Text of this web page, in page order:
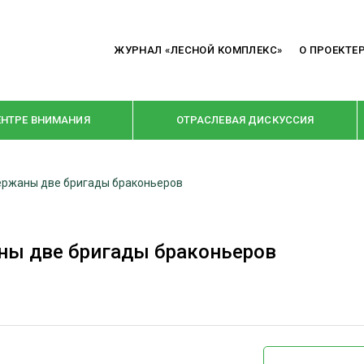
ЖУРНАЛ «ЛЕСНОЙ КОМПЛЕКС» О ПРОЕКТЕ
ВНИМАНИЯ ОТРАСЛЕВАЯ ДИСКУССИЯ
ДОМОСТРОЕНИЕ
КРУПНЫМ ПЛАНОМ
ПРЕДПРИЯТИЯ ЛПК
две бригады браконьеров
две бригады браконьеров